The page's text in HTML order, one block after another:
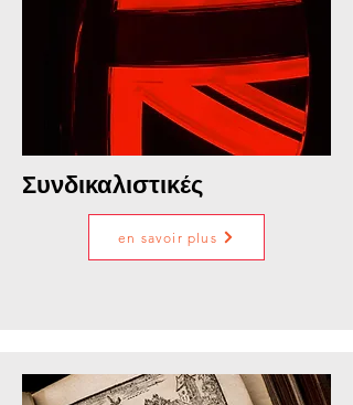
Συνδικαλιστικές
en savoir plus